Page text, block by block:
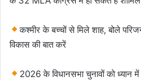
कश्मीर के बच्चों से मिले शाह, बोले
विकास की बात करें
2026 के विधानसभा चुनावों को ध्यान